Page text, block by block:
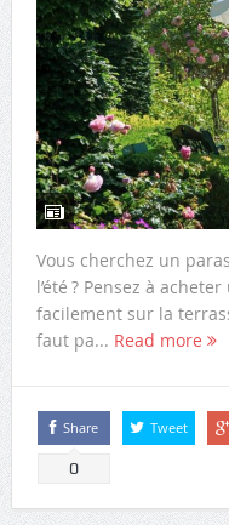
Vous cherchez un
l’été ? Pensez à
facilement sur la
faut pa... Read more
Share
0
Tweet